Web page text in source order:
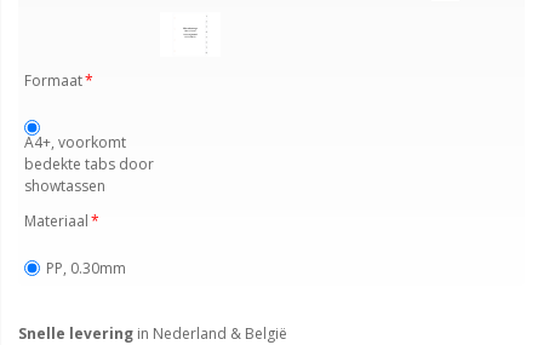
Formaat
A4+, voorkomt
bedekte tabs door
showtassen
Materiaal
PP, 0.30mm
Snelle levering in Nederland & België